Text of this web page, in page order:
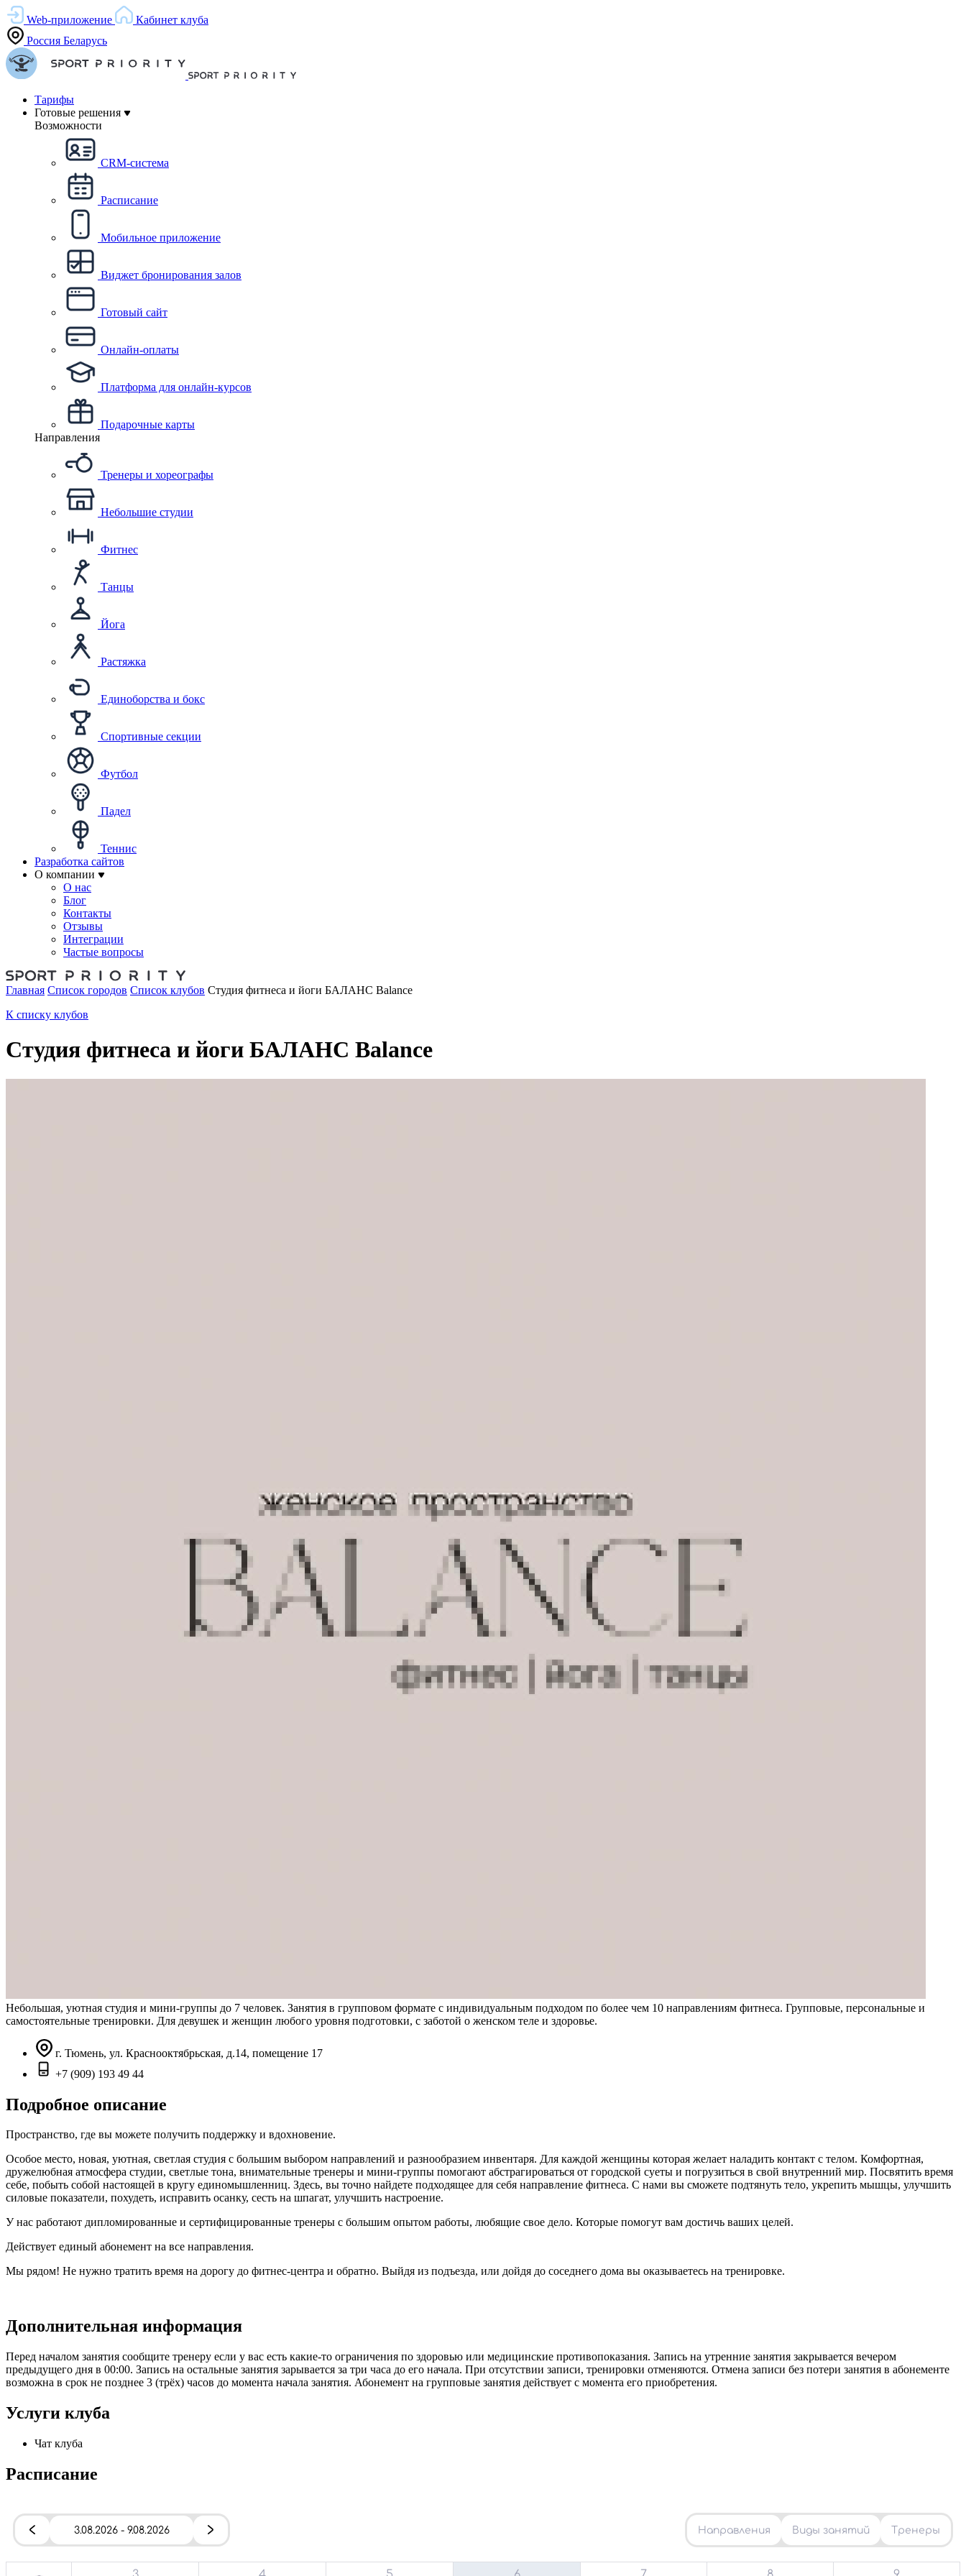
Web-приложение
Кабинет клуба
Россия Беларусь
Тарифы
Готовые решения
Возможности
CRM-система
Расписание
Мобильное приложение
Виджет бронирования залов
Готовый сайт
Онлайн-оплаты
Платформа для онлайн-курсов
Подарочные карты
Направления
Тренеры и хореографы
Небольшие студии
Фитнес
Танцы
Йога
Растяжка
Единоборства и бокс
Спортивные секции
Футбол
Падел
Теннис
Разработка сайтов
О компании
О нас
Блог
Контакты
Отзывы
Интеграции
Частые вопросы
Главная Список городов Список клубов Студия фитнеса и йоги БАЛАНС Balance
К списку клубов
Студия фитнеса и йоги БАЛАНС Balance
Небольшая, уютная студия и мини-группы до 7 человек. Занятия в групповом формате с индивидуальным подходом по более чем 10 направлениям фитнеса. Групповые, персональные и
самостоятельные тренировки. Для девушек и женщин любого уровня подготовки, с заботой о женском теле и здоровье.
г. Тюмень, ул. Краснооктябрьская, д.14, помещение 17
+7 (909) 193 49 44
Подробное описание
Пространство, где вы можете получить поддержку и вдохновение.
Особое место, новая, уютная, светлая студия с большим выбором направлений и разнообразием инвентаря. Для каждой женщины которая желает наладить контакт с телом. Комфортная,
дружелюбная атмосфера студии, светлые тона, внимательные тренеры и мини-группы помогают абстрагироваться от городской суеты и погрузиться в свой внутренний мир. Посвятить время
себе, побыть собой настоящей в кругу единомышленниц. Здесь, вы точно найдете подходящее для себя направление фитнеса. С нами вы сможете подтянуть тело, укрепить мышцы, улучшить
силовые показатели, похудеть, исправить осанку, сесть на шпагат, улучшить настроение.
У нас работают дипломированные и сертифицированные тренеры с большим опытом работы, любящие свое дело. Которые помогут вам достичь ваших целей.
Действует единый абонемент на все направления.
Мы рядом! Не нужно тратить время на дорогу до фитнес-центра и обратно. Выйдя из подъезда, или дойдя до соседнего дома вы оказываетесь на тренировке.
Дополнительная информация
Перед началом занятия сообщите тренеру если у вас есть какие-то ограничения по здоровью или медицинские противопоказания. Запись на утренние занятия закрывается вечером
предыдущего дня в 00:00. Запись на остальные занятия зарывается за три часа до его начала. При отсутствии записи, тренировки отменяются. Отмена записи без потери занятия в абонементе
возможна в срок не позднее 3 (трёх) часов до момента начала занятия. Абонемент на групповые занятия действует с момента его приобретения.
Услуги клуба
Чат клуба
Расписание